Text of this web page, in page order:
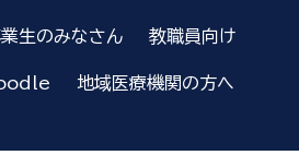
生のみなさん 教職員向け
地域医療機関の方へ